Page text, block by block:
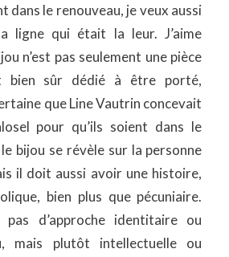
dans le renouveau, je veux aussi
ligne qui était la leur. J’aime
n’est pas seulement une pièce
bien sûr dédié à être porté,
que Line Vautrin concevait
pour qu’ils soient dans le
bijou se révèle sur la personne
il doit aussi avoir une histoire,
bien plus que pécuniaire.
pas d’approche identitaire ou
mais plutôt intellectuelle ou